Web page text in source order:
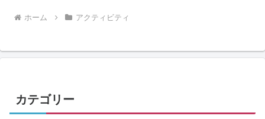
ホーム アクティビティ
カテゴリー